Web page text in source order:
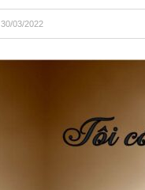
30/03/2022